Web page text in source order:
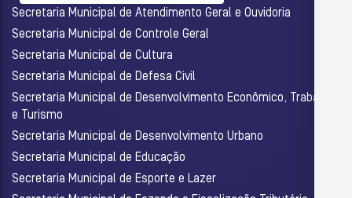
Secretaria Municipal de Atendimento Geral e Ouvidoria
Secretaria Municipal de Controle Geral
Secretaria Municipal de Cultura
Secretaria Municipal de Defesa Civil
Secretaria Municipal de Desenvolvimento Econômico, Trabalho
e Turismo
Secretaria Municipal de Desenvolvimento Urbano
Secretaria Municipal de Educação
Secretaria Municipal de Esporte e Lazer